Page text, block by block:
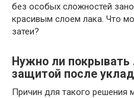
без особых сложностей
красивым слоем лака. Что
затеи?
Нужно ли покрывать
защитой после
Причин для такого решения